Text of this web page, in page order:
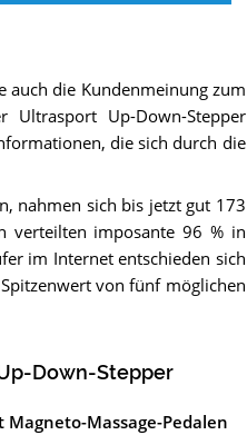
auch die Kundenmeinung zum
Ultrasport Up-Down-Stepper
die sich durch die
nahmen sich bis jetzt gut 173
verteilten imposante 96 % in
im Internet entschieden sich
von fünf möglichen
Down-Stepper
Massage-Pedalen